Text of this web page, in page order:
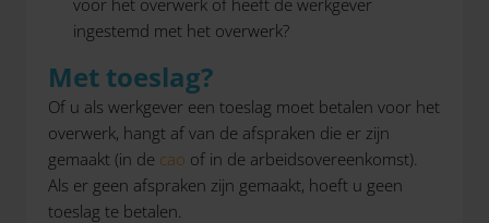
ingestemd met het overwerk?
Met toeslag?
Of u als werkgever een toeslag moet betalen voor het
overwerk, hangt af van de afspraken die er zijn
gemaakt (in de cao of in de arbeidsovereenkomst).
Als er geen afspraken zijn gemaakt, hoeft u geen
toeslag te betalen.